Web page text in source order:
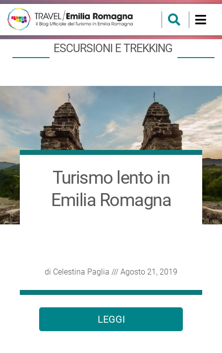
ESCURSIONI E TREKKING
Turismo lento in
Emilia Romagna
di Celestina Paglia /// Agosto 21, 2019
LEGGI